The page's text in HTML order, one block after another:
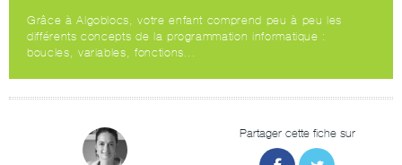
Grâce à Algoblocs, votre enfant comprend peu à peu les
différents concepts de la programmation informatique :
boucles, variables, fonctions...
Partager cette fiche sur